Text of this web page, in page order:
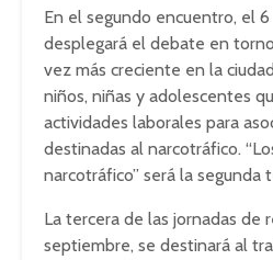
En el segundo encuentro, el
desplegará el debate en
vez más creciente en la
niños, niñas y adolescentes
actividades laborales para
destinadas al narcotráfico.
narcotráfico” será la segunda
La tercera de las jornadas de
septiembre, se destinará al